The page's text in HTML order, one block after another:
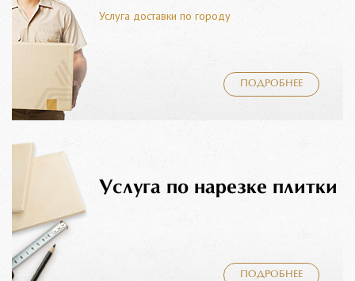
Услуга доставки по городу
ПОДРОБНЕЕ
Услуга по нарезке плитки
ПОДРОБНЕЕ